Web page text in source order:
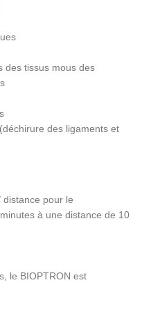
des tissus mous des
des ligaments et
pour le
à une distance de 10
le BIOPTRON est